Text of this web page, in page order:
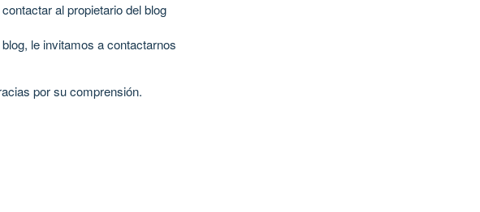
al propietario del blog
le invitamos a contactarnos
por su comprensión.